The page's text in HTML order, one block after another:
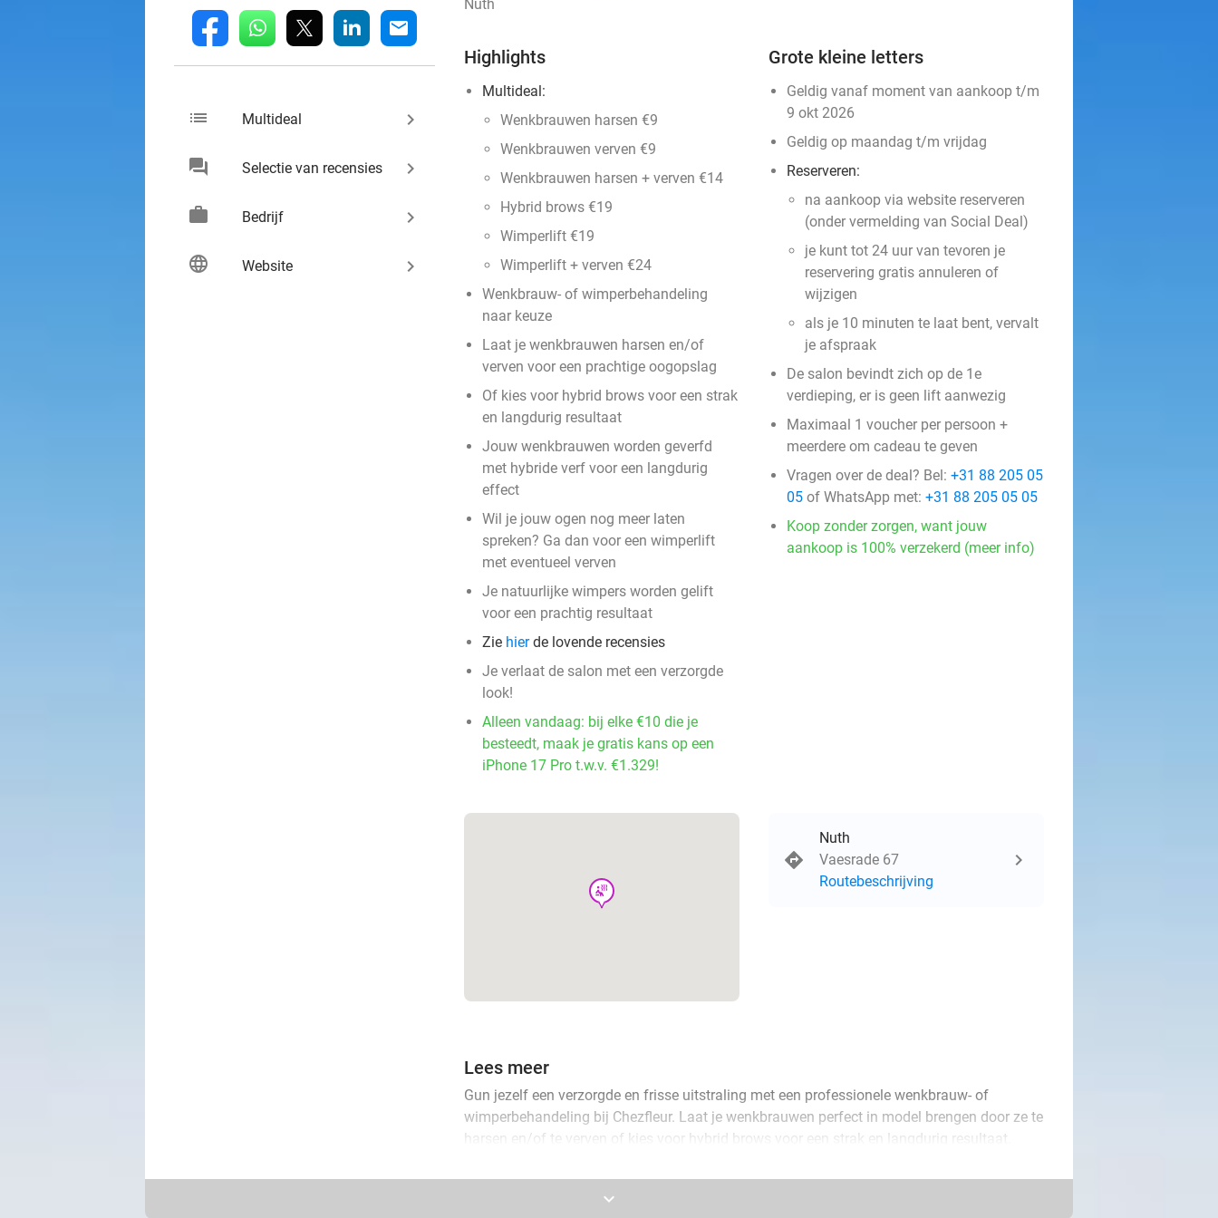
fb whatsapp linkedin mail
list Multideal keyboard_arrow_right
chat Selectie van recensies keyboard_arrow_right
work Bedrijf keyboard_arrow_right
language Website keyboard_arrow_right
Nuth
Highlights
Multideal:
Wenkbrauwen harsen €9
Wenkbrauwen verven €9
Wenkbrauwen harsen + verven €14
Hybrid brows €19
Wimperlift €19
Wimperlift + verven €24
Wenkbrauw- of wimperbehandeling
naar keuze
Laat je wenkbrauwen harsen en/of
verven voor een prachtige oogopslag
Of kies voor hybrid brows voor een strak
en langdurig resultaat
Jouw wenkbrauwen worden geverfd
met hybride verf voor een langdurig
effect
Wil je jouw ogen nog meer laten
spreken? Ga dan voor een wimperlift
met eventueel verven
Je natuurlijke wimpers worden gelift
voor een prachtig resultaat
Zie hierde lovende recensies
Je verlaat de salon met een verzorgde
look!
Alleen vandaag: bij elke €10 die je
besteedt, maak je gratis kans op een
iPhone 17 Pro t.w.v. €1.329!
Grote kleine letters
Geldig vanaf moment van aankoop t/m
9 okt 2026
Geldig op maandag t/m vrijdag
Reserveren:
na aankoop via website reserveren
(onder vermelding van Social Deal)
je kunt tot 24 uur van tevoren je
reservering gratis annuleren of
wijzigen
als je 10 minuten te laat bent, vervalt
je afspraak
De salon bevindt zich op de 1e
verdieping, er is geen lift aanwezig
Maximaal 1 voucher per persoon +
meerdere om cadeau te geven
Vragen over de deal? Bel: +31 88 205 05
05 of WhatsApp met: +31 88 205 05 05
Koop zonder zorgen, want jouw
aankoop is 100% verzekerd (meer info)
wellness
Nuth
Vaesrade 67
Routebeschrijving
Lees meer
Gun jezelf een verzorgde en frisse uitstraling met een professionele wenkbrauw- of
wimperbehandeling bij Chezfleur. Laat je wenkbrauwen perfect in model brengen door ze te
harsen en/of te verven of kies voor hybrid brows voor een strak en langdurig resultaat.
Wil je jouw ogen nog meer laten spreken? Ga dan voor een wimperlift, waarbij je natuurlijke
wimpers een prachtige krul krijgen die wekenlang mooi blijft. Voor een nog mooier
keyboard_arrow_down